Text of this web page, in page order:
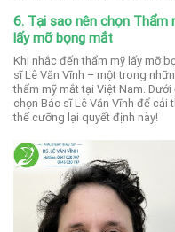
6. Tại sao nên chọn Thẩm
lấy mỡ bọng mắt
Khi nhắc đến thẩm mỹ lấy mỡ
sĩ Lê Văn Vĩnh – một trong
thẩm mỹ mắt tại Việt Nam.
chọn Bác sĩ Lê Văn Vĩnh để
thể cưỡng lại quyết định này!